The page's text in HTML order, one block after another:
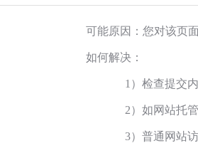
可能原因：您对该页
如何解决：
1）检查提交
2）如网站托
3）普通网站